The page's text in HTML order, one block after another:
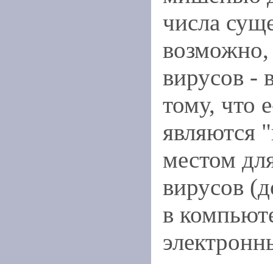
числа
вирусов -
тому, что
являются
местом
вирусов
в